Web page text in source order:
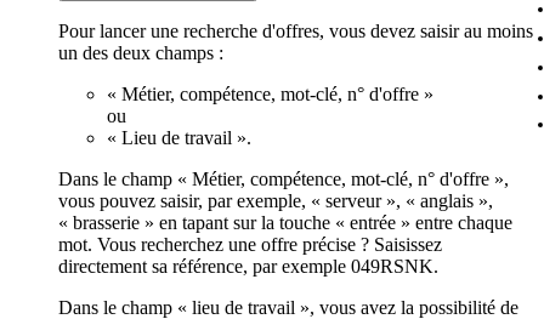
Pour lancer une recherche d'offres, vous devez saisir au moins
un des deux champs :
« Métier, compétence, mot-clé, n° d'offre »
ou
« Lieu de travail ».
Dans le champ « Métier, compétence, mot-clé, n° d'offre »,
vous pouvez saisir, par exemple, « serveur », « anglais »,
« brasserie » en tapant sur la touche « entrée » entre chaque
mot. Vous recherchez une offre précise ? Saisissez
directement sa référence, par exemple 049RSNK.
Dans le champ « lieu de travail », vous avez la possibilité de